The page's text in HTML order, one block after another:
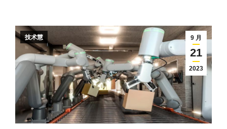
9 月
21
2023
技术慧